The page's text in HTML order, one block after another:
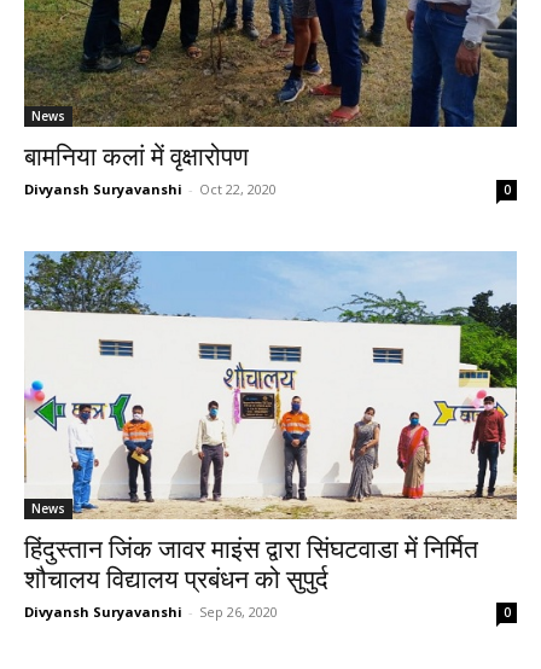
News
बामनिया कलां में वृक्षारोपण
Divyansh Suryavanshi - Oct 22, 2020 0
News
हिंदुस्तान जिंक जावर माइंस द्वारा सिंघटवाडा में निर्मित
शौचालय विद्यालय प्रबंधन को सुपुर्द
Divyansh Suryavanshi - Sep 26, 2020 0